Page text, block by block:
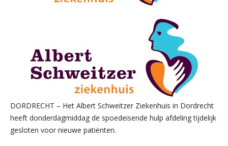
DORDRECHT – Het Albert Schweitzer Ziekenhuis in Dordrecht
heeft donderdagmiddag de spoedeisende hulp afdeling tijdelijk
gesloten voor nieuwe patiënten.